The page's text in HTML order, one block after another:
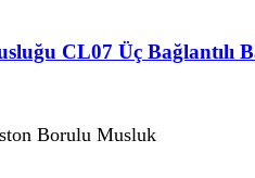
CL07 Üç Bağlantılı
Borulu Musluk